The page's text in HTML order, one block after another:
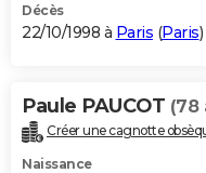
Décès
22/10/1998 à Paris (Paris)
Paule PAUCOT (78
Créer une cagnotte
Naissance